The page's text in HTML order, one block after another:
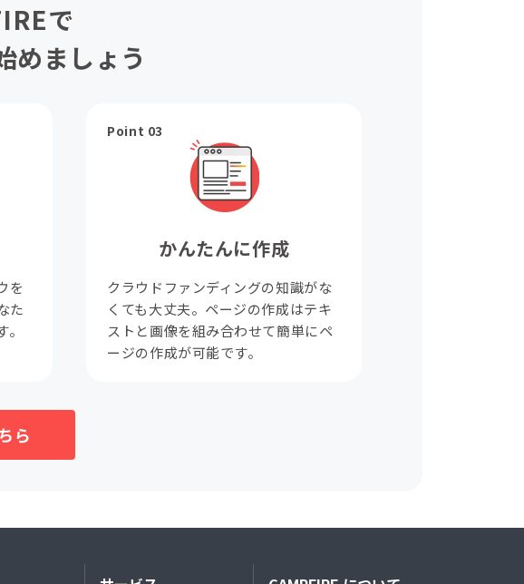
で
めましょう
を
た
Point 03
かんたんに作成
クラウドファンディングの知識がな
くても大丈夫。ページの作成はテキ
ストと画像を組み合わせて簡単にペ
ージの作成が可能です。
ら